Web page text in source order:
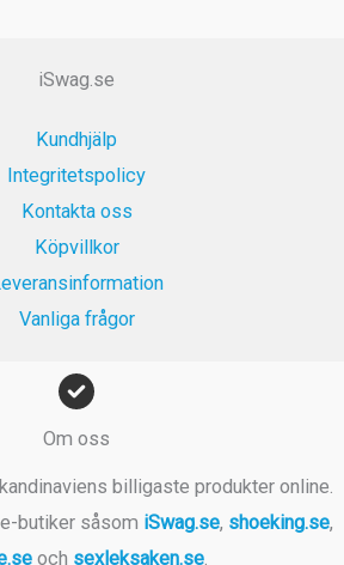
iSwag.se
Kundhjälp
Integritetspolicy
Kontakta oss
Köpvillkor
Vanliga frågor
Om oss
billigaste produkter online.
butiker såsom iSwag.se, shoeking.se,
och sexleksaken.se.